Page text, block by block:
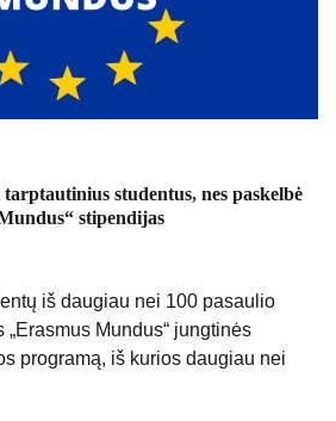
studentus, nes paskelbė
stipendijas
iš daugiau nei 100 pasaulio
Mundus“ jungtinės
programą, iš kurios daugiau nei